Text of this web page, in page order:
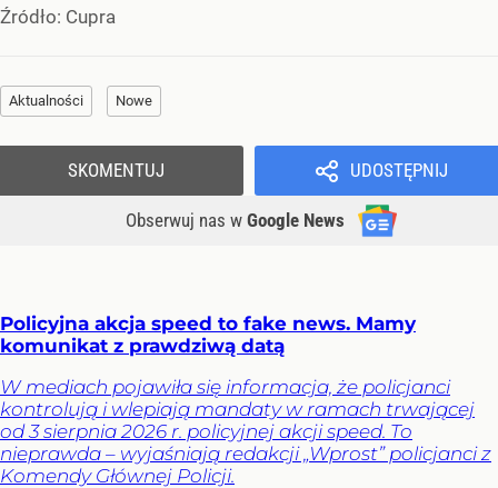
Źródło: Cupra
Aktualności Nowe
UDOSTĘPNIJ
Obserwuj nas w Google News
SKOMENTUJ
Policyjna akcja speed to fake news. Mamy
komunikat z prawdziwą datą
W mediach pojawiła się informacja, że policjanci
kontrolują i wlepiają mandaty w ramach trwającej
od 3 sierpnia 2026 r. policyjnej akcji speed. To
nieprawda – wyjaśniają redakcji „Wprost” policjanci z
Komendy Głównej Policji.